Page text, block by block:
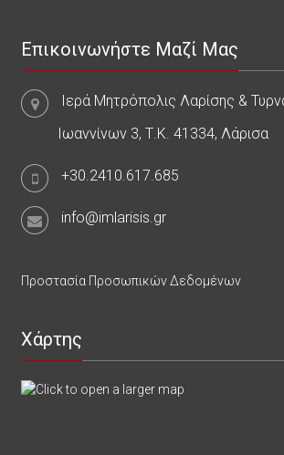
Επικοινωνήστε Μαζί Μας
Ιερά Μητρόπολις Λαρίσης &
Ιωαννίνων 3, Τ.Κ. 41334, Λάρισα
+30.2410.617.685
info@imlarisis.gr
Προστασία Προσωπικών Δεδομένων
Χάρτης